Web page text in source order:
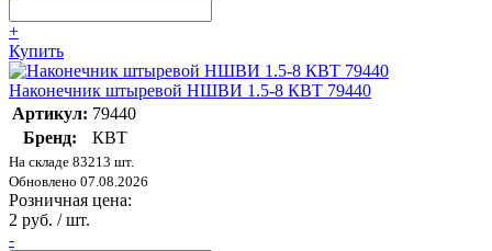
+
Купить
Наконечник штыревой НШВИ 1.5-8 КВТ 79440
Артикул: 79440
Бренд:
КВТ
На складе 83213 шт.
Обновлено 07.08.2026
Розничная цена:
2 руб. / шт.
-